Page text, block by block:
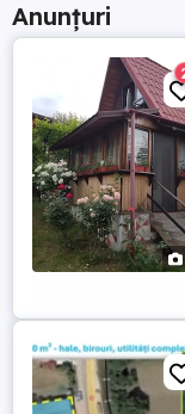
Anunțuri